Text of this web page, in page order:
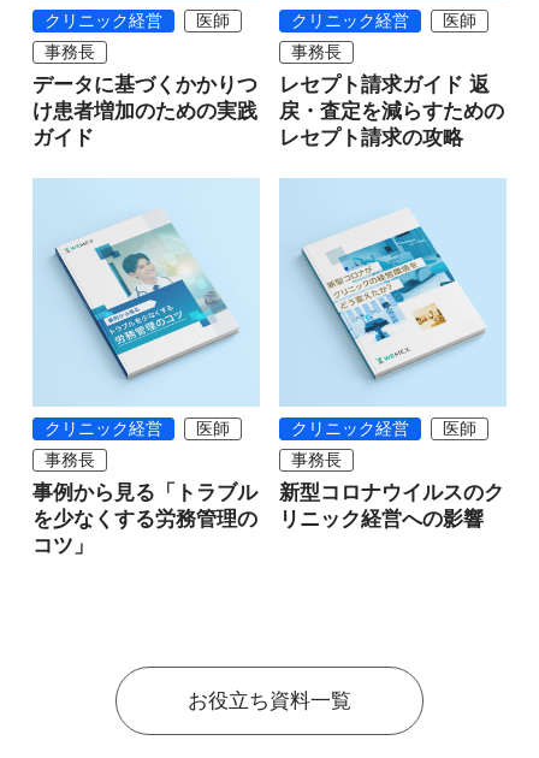
クリニック経営
医師
事務長
データに基づくかかりつ
け患者増加のための実践
ガイド
クリニック経営
医師
事務長
レセプト請求ガイド 返
戻・査定を減らすための
レセプト請求の攻略
クリニック経営
医師
事務長
事例から見る「トラブル
を少なくする労務管理の
コツ」
クリニック経営
医師
事務長
新型コロナウイルスのク
リニック経営への影響
お役立ち資料一覧